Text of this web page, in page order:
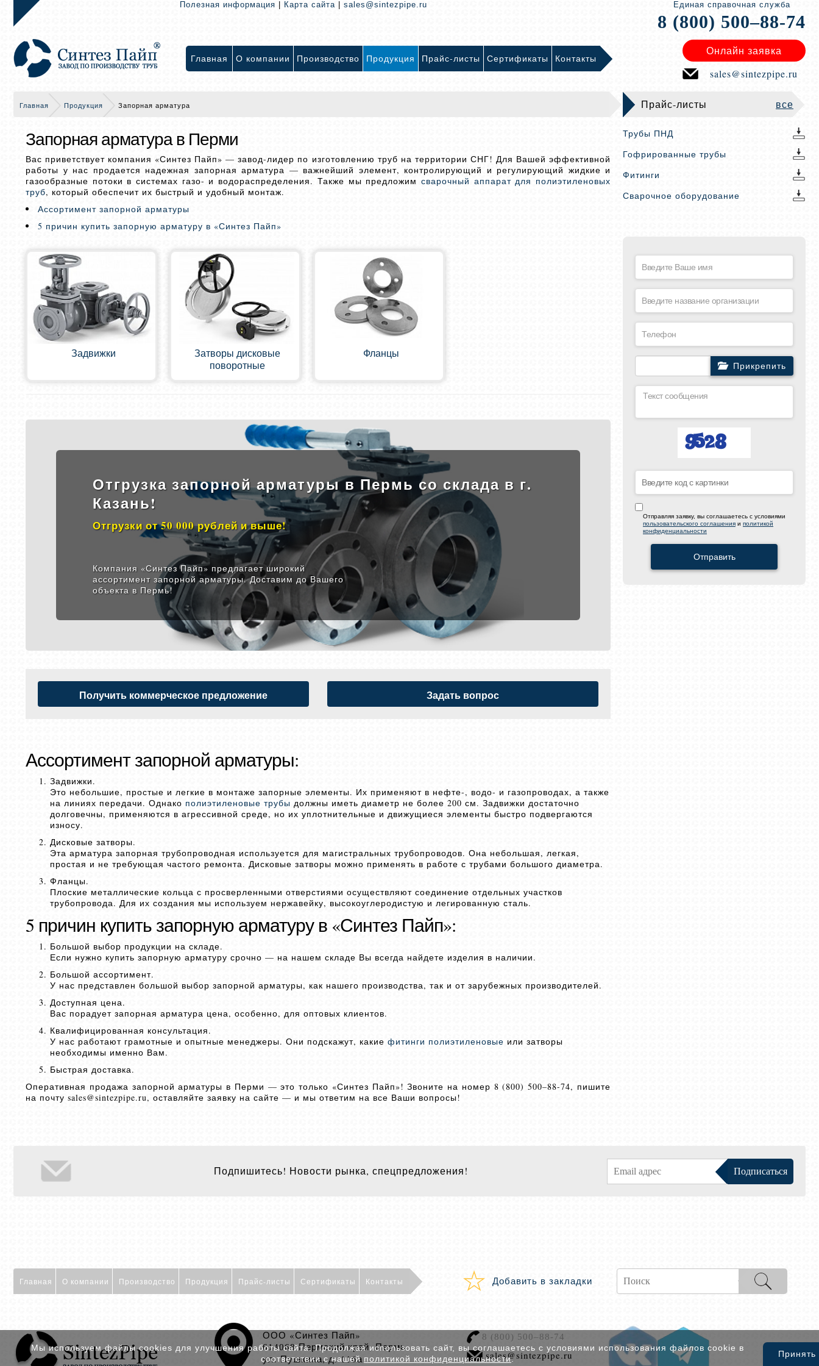
Полезная информация Карта сайта sales@sintezpipe.ru Единая справочная служба
8 (800) 500–88-74
Главная О компании Производство Продукция Прайс-листы Сертификаты Контакты
Онлайн заявка
sales@sintezpipe.ru
Главная Продукция Запорная арматура
Запорная арматура в Перми
Вас приветствует компания «Синтез Пайп» — завод-лидер по изготовлению труб на территории СНГ! Для Вашей эффективной
работы у нас продается надежная запорная арматура — важнейший элемент, контролирующий и регулирующий жидкие и
газообразные потоки в системах газо- и водораспределения. Также мы предложим сварочный аппарат для полиэтиленовых
труб, который обеспечит их быстрый и удобный монтаж.
Ассортимент запорной арматуры
5 причин купить запорную арматуру в «Синтез Пайп»
Задвижки
Затворы дисковые
поворотные
Фланцы
Отгрузка запорной арматуры в Пермь со склада в г.
Казань!
Отгрузки от 50 000 рублей и выше!
Компания «Синтез Пайп» предлагает широкий
ассортимент запорной арматуры. Доставим до Вашего
объекта в Пермь!
Получить коммерческое предложение Задать вопрос
Ассортимент запорной арматуры:
Задвижки.
Это небольшие, простые и легкие в монтаже запорные элементы. Их применяют в нефте-, водо- и газопроводах, а также
на линиях передачи. Однако полиэтиленовые трубы должны иметь диаметр не более 200 см. Задвижки достаточно
долговечны, применяются в агрессивной среде, но их уплотнительные и движущиеся элементы быстро подвергаются
износу.
Дисковые затворы.
Эта арматура запорная трубопроводная используется для магистральных трубопроводов. Она небольшая, легкая,
простая и не требующая частого ремонта. Дисковые затворы можно применять в работе с трубами большого диаметра.
Фланцы.
Плоские металлические кольца с просверленными отверстиями осуществляют соединение отдельных участков
трубопровода. Для их создания мы используем нержавейку, высокоуглеродистую и легированную сталь.
5 причин купить запорную арматуру в «Синтез Пайп»:
Большой выбор продукции на складе.
Если нужно купить запорную арматуру срочно — на нашем складе Вы всегда найдете изделия в наличии.
Большой ассортимент.
У нас представлен большой выбор запорной арматуры, как нашего производства, так и от зарубежных производителей.
Доступная цена.
Вас порадует запорная арматура цена, особенно, для оптовых клиентов.
Квалифицированная консультация.
У нас работают грамотные и опытные менеджеры. Они подскажут, какие фитинги полиэтиленовые или затворы
необходимы именно Вам.
Быстрая доставка.
Оперативная продажа запорной арматуры в Перми — это только «Синтез Пайп»! Звоните на номер 8 (800) 500–88-74, пишите
на почту sales@sintezpipe.ru, оставляйте заявку на сайте — и мы ответим на все Ваши вопросы!
Прайс-листы все
Трубы ПНД
Гофрированные трубы
Фитинги
Сварочное оборудование
Прикрепить
Отправляя заявку, вы соглашаетесь с условиями
пользовательского соглашения и политикой
конфиденциальности
Отправить
Подпишитесь! Новости рынка, спецпредложения!
Главная О компании Производство Продукция Прайс-листы Сертификаты Контакты Добавить в закладки
ООО «Синтез Пайп»
614068Пермский край, Пермь
ул. Пушкина, д. 116а
8 (800) 500–88-74
sales@sintezpipe.ru
Мы используем файлы cookies для улучшения работы сайта. Продолжая использовать сайт, вы соглашаетесь с условиями использования файлов cookie в
соответствии с нашей политикой конфиденциальности. Принять